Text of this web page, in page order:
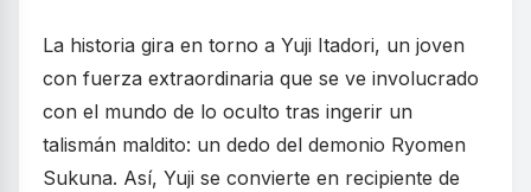
La historia gira en torno a Yuji Itadori, un joven
con fuerza extraordinaria que se ve involucrado
con el mundo de lo oculto tras ingerir un
talismán maldito: un dedo del demonio Ryomen
Sukuna. Así, Yuji se convierte en recipiente de